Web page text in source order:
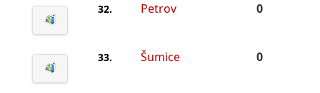
32. Petrov 0
33. Šumice 0